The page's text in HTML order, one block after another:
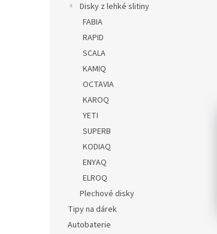
Disky z lehké slitiny
FABIA
RAPID
SCALA
KAMIQ
OCTAVIA
KAROQ
YETI
SUPERB
KODIAQ
ENYAQ
ELROQ
Plechové disky
Tipy na dárek
Autobaterie